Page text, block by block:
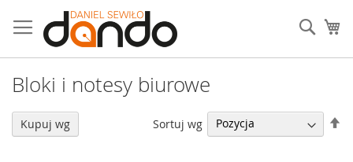
do
treści
Bloki i notesy biurowe
Sortuj wg
Kupuj wg